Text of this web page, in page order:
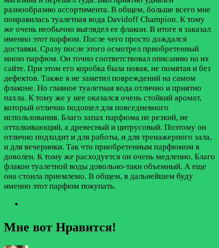
разнообразию ассортимента. В общем, больше всего мне
понравилась туалетная вода Davidoff Champion. К тому
же очень необычно выглядел ее флакон. В итоге я заказал
именно этот парфюм. После чего просто дождался
доставки. Сразу после этого осмотрел приобретенный
мною парфюм. Он точно соответствовал описанию на их
сайте. При этом его коробка была новая, не помятая и без
дефектов. Также я не заметил повреждений на самом
флаконе. Но главное туалетная вода отлично и приятно
пахла. К тому же у нее оказался очень стойкий аромат,
который отлично подошел для повседневного
использования. Благо запах парфюма не резкий, не
отталкивающий, а древесный и цитрусовый. Поэтому он
отлично подходит и для работы, и для тренажерного зала,
и для вечеринки. Так что приобретенным парфюмом я
доволен. К тому же расходуется он очень медленно. Благо
флакон туалетной воды довольно-таки объемный. А еще
она стоила приемлемо. В общем, в дальнейшем буду
именно этот парфюм покупать.
Мне вот Нравится!